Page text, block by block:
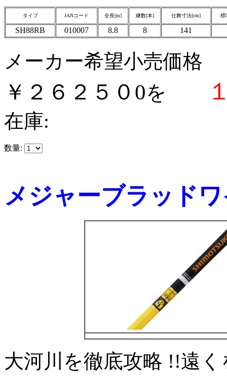
タイプ JANコード 全長[m] 継数[本] 仕舞寸法[cm] 標
SH88RB 010007 8.8 8 141
メーカー希望小売価格
￥２６２５０0を
在庫:
数量:
メジャーブラッド
大河川を徹底攻略 !!遠